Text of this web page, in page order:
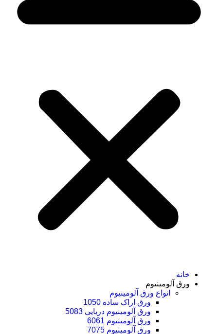
خانه
ورق آلومینیوم
انواع ورق آلومینیوم
ورق اراک ساده 1050
ورق آلومینیوم دریایی 5083
ورق آلومینیوم 6061
ورق آلومینیوم 7075